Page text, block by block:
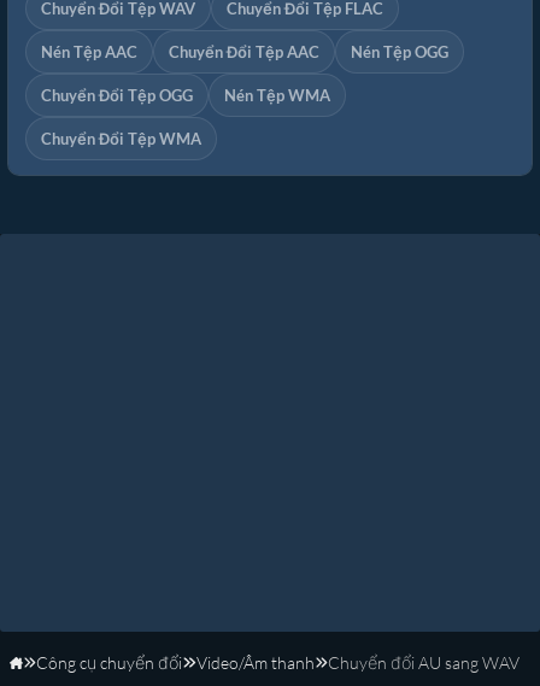
Chuyển Đổi Tệp WAV Chuyển Đổi Tệp FLAC
Nén Tệp AAC Chuyển Đổi Tệp AAC Nén Tệp OGG
Chuyển Đổi Tệp OGG Nén Tệp WMA
Chuyển Đổi Tệp WMA
Trang Chủ
Công cụ chuyển đổi Video/Âm thanh Chuyển đổi AU sang WAV